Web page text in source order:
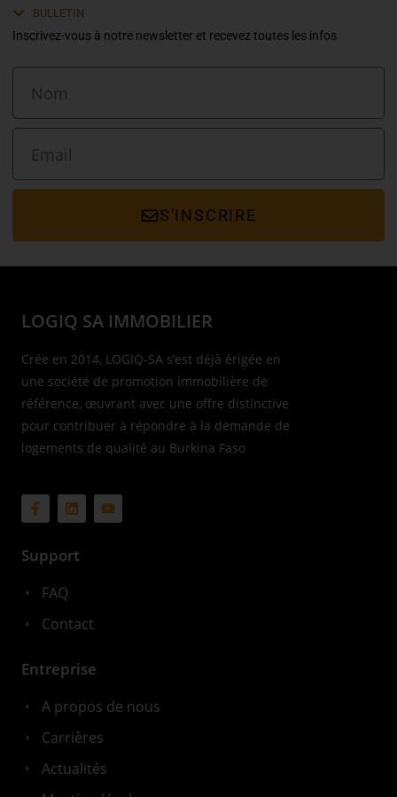
BULLETIN
Inscrivez-vous à notre newsletter et recevez toutes les infos
S'INSCRIRE
LOGIQ SA IMMOBILIER
Crée en 2014, LOGIQ-SA s’est déjà érigée en
une société de promotion immobilière de
référence, œuvrant avec une offre distinctive
pour contribuer à répondre à la demande de
logements de qualité au Burkina Faso
Support
FAQ
Contact
Entreprise
A propos de nous
Carrières
Actualités